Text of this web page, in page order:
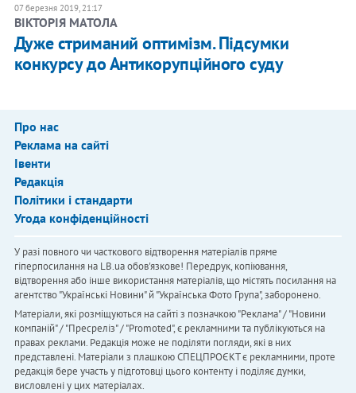
07 березня 2019, 21:17
ВІКТОРІЯ МАТОЛА
Дуже стриманий оптимізм. Підсумки
конкурсу до Антикорупційного суду
Про нас
Реклама на сайті
Івенти
Редакція
Політики і стандарти
Угода конфіденційності
У разі повного чи часткового відтворення матеріалів пряме
гіперпосилання на LB.ua обов'язкове! Передрук, копіювання,
відтворення або інше використання матеріалів, що містять посилання на
агентство "Українськi Новини" й "Українська Фото Група", заборонено.
Матеріали, які розміщуються на сайті з позначкою "Реклама" / "Новини
компаній" / "Пресреліз" / "Promoted", є рекламними та публікуються на
правах реклами. Редакція може не поділяти погляди, які в них
представлені. Матеріали з плашкою СПЕЦПРОЄКТ є рекламними, проте
редакція бере участь у підготовці цього контенту і поділяє думки,
висловлені у цих матеріалах.